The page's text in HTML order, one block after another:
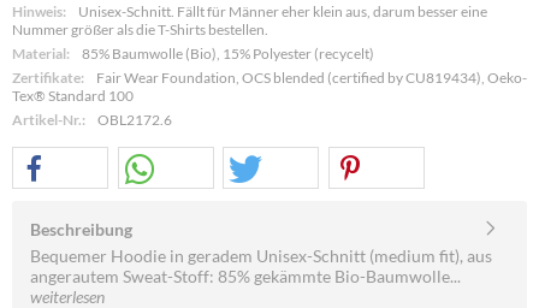
Hinweis:
Unisex-Schnitt. Fällt für Männer eher klein aus, darum besser eine
Nummer größer als die T-Shirts bestellen.
Material:
85% Baumwolle (Bio), 15% Polyester (recycelt)
Zertifikate:
Fair Wear Foundation, OCS blended (certified by CU819434), Oeko-
Tex® Standard 100
Artikel-Nr.:
OBL2172.6
Beschreibung
Bequemer Hoodie in geradem Unisex-Schnitt (medium fit), aus
angerautem Sweat-Stoff: 85% gekämmte Bio-Baumwolle...
weiterlesen